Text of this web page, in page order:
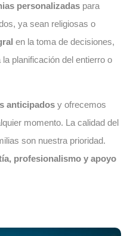
personalizadas para
ya sean religiosas o
en la toma de decisiones,
planificación del entierro o
anticipados y ofrecemos
momento. La calidad del
son nuestra prioridad.
profesionalismo y apoyo